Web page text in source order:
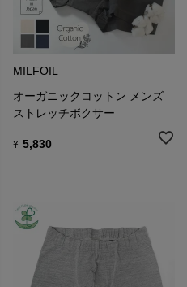
MILFOIL
オーガニックコットン メンズ
ストレッチボクサー
¥ 5,830